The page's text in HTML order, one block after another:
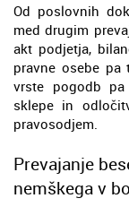
Od poslovnih
med drugim
akt podjetja,
pravne osebe
vrste pogodb
sklepe in
pravosodjem.
Prevajanje
nemškega v